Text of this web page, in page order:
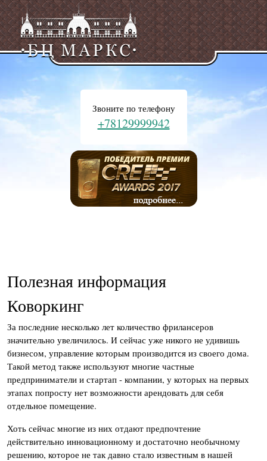
Звоните по телефону
+78129999942
Полезная информация
Коворкинг
За последние несколько лет количество фрилансеров
значительно увеличилось. И сейчас уже никого не удивишь
бизнесом, управление которым производится из своего дома.
Такой метод также используют многие частные
предприниматели и стартап - компании, у которых на первых
этапах попросту нет возможности арендовать для себя
отдельное помещение.
Хоть сейчас многие из них отдают предпочтение
действительно инновационному и достаточно необычному
решению, которое не так давно стало известным в нашей